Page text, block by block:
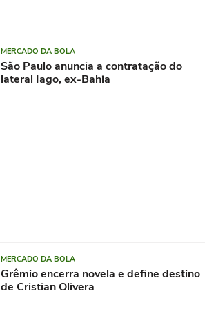
MERCADO DA BOLA
São Paulo anuncia a contratação do
lateral Iago, ex-Bahia
MERCADO DA BOLA
Grêmio encerra novela e define destino
de Cristian Olivera